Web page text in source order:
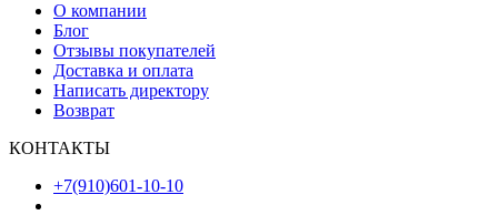
О компании
Блог
Отзывы покупателей
Доставка и оплата
Написать директору
Возврат
КОНТАКТЫ
+7(910)601-10-10